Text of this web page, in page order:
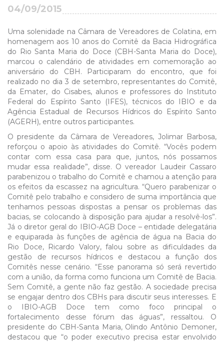
04/09/2015
Uma solenidade na Câmara de Vereadores de Colatina, em
homenagem aos 10 anos do Comitê da Bacia Hidrográfica
do Rio Santa Maria do Doce (CBH-Santa Maria do Doce),
marcou o calendário de atividades em comemoração ao
aniversário do CBH. Participaram do encontro, que foi
realizado no dia 3 de setembro, representantes do Comitê,
da Emater, do Cisabes, alunos e professores do Instituto
Federal do Espírito Santo (IFES), técnicos do IBIO e da
Agência Estadual de Recursos Hídricos do Espírito Santo
(AGERH), entre outros participantes.
O presidente da Câmara de Vereadores, Jolimar Barbosa,
reforçou o apoio às atividades do Comitê. “Vocês podem
contar com essa casa para que, juntos, nós possamos
mudar essa realidade”, disse. O vereador Laudeir Cassaro
parabenizou o trabalho do Comitê e chamou a atenção para
os efeitos da escassez na agricultura. “Quero parabenizar o
Comitê pelo trabalho e considero de suma importância que
tenhamos pessoas dispostas a pensar os problemas das
bacias, se colocando à disposição para ajudar a resolvê-los”.
Já o diretor geral do IBIO-AGB Doce – entidade delegatária
e equiparada às funções de agência de água na Bacia do
Rio Doce, Ricardo Valory, falou sobre as dificuldades da
gestão de recursos hídricos e destacou a função dos
Comitês nesse cenário. “Esse panorama só será revertido
com a união, da forma como funciona um Comitê de Bacia.
Sem Comitê, a gente não faz gestão. A sociedade precisa
se engajar dentro dos CBHs para discutir seus interesses. E
o IBIO-AGB Doce tem como foco principal o
fortalecimento desse fórum das águas”, ressaltou. O
presidente do CBH-Santa Maria, Olindo Antônio Demoner,
destacou que “o poder executivo precisa estar envolvido